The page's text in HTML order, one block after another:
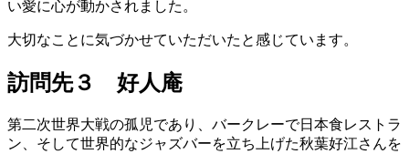
い愛に心が動かされました。
大切なことに気づかせていただいたと感じています。
訪問先３ 好人庵
第二次世界大戦の孤児であり、バークレーで日本食レストラ
ン、そして世界的なジャズバーを立ち上げた秋葉好江さんを